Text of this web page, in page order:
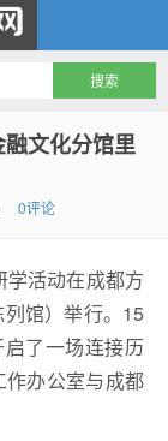
文化分馆里
0评论
活动在成都方
馆）举行。15
启了一场连接历
办公室与成都